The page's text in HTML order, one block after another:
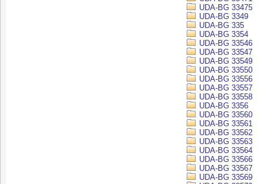
UDA-BG 33475
UDA-BG 3349
UDA-BG 335
UDA-BG 3354
UDA-BG 33546
UDA-BG 33547
UDA-BG 33549
UDA-BG 33550
UDA-BG 33556
UDA-BG 33557
UDA-BG 33558
UDA-BG 3356
UDA-BG 33560
UDA-BG 33561
UDA-BG 33562
UDA-BG 33563
UDA-BG 33564
UDA-BG 33566
UDA-BG 33567
UDA-BG 33569